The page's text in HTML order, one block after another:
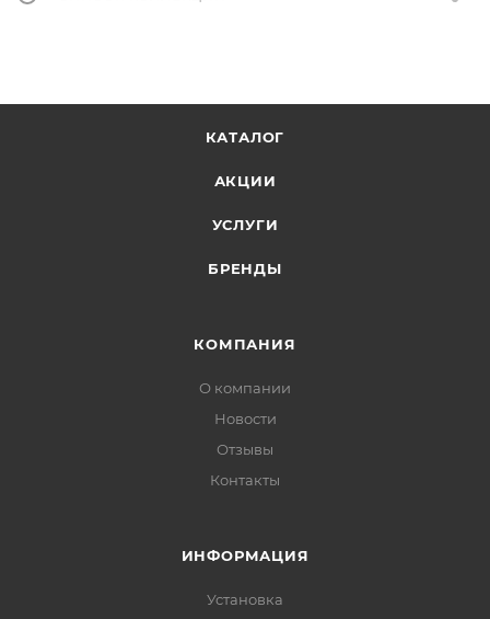
КАТАЛОГ
АКЦИИ
УСЛУГИ
БРЕНДЫ
КОМПАНИЯ
О компании
Новости
Отзывы
Контакты
ИНФОРМАЦИЯ
Установка